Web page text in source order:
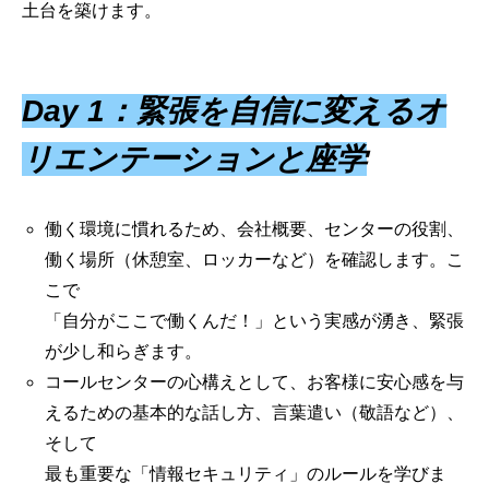
土台を築けます。
Day 1：緊張を自信に変えるオ
リエンテーションと座学
働く環境に慣れるため、会社概要、センターの役割、
働く場所（休憩室、ロッカーなど）を確認します。こ
こで
「自分がここで働くんだ！」という実感が湧き、緊張
が少し和らぎます。
コールセンターの心構えとして、お客様に安心感を与
えるための基本的な話し方、言葉遣い（敬語など）、
そして
最も重要な「情報セキュリティ」のルールを学びま